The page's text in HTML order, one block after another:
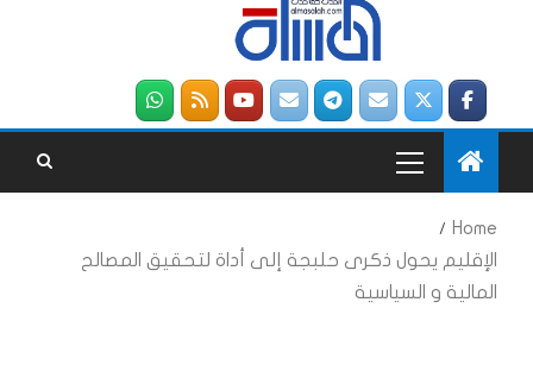
Home
الإقليم يحول ذكرى حلبجة إلى أداة لتحقيق المصالح
المالية و السياسية